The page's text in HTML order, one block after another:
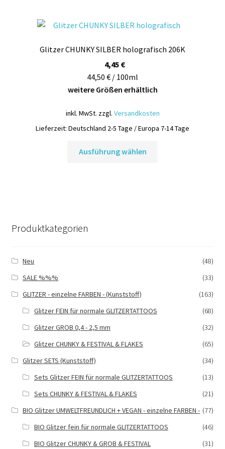
auf.
Optionen
gewählt
werden
Glitzer CHUNKY SILBER holografisch 206K
4,45 €
44,50 € / 100ml
weitere Größen erhältlich
inkl. MwSt. zzgl. Versandkosten
Lieferzeit: Deutschland 2-5 Tage / Europa 7-14 Tage
Ausführung wählen
Produktkategorien
Neu
(48)
SALE %%%
(33)
GLITZER - einzelne FARBEN - (Kunststoff)
(163)
Glitzer FEIN für normale GLITZERTATTOOS
(68)
Glitzer GROB 0,4 - 2,5 mm
(32)
Glitzer CHUNKY & FESTIVAL & FLAKES
(65)
Glitzer SETS (Kunststoff)
(34)
Sets Glitzer FEIN für normale GLITZERTATTOOS
(13)
Sets CHUNKY & FESTIVAL & FLAKES
(21)
BIO Glitzer UMWELTFREUNDLICH + VEGAN - einzelne FARBEN - (77)
BIO Glitzer fein für normale GLITZERTATTOOS
(46)
BIO Glitzer CHUNKY & GROB & FESTIVAL
(31)